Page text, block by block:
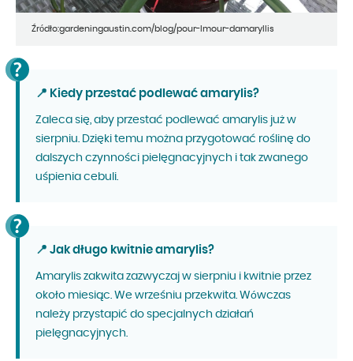
Źródło:gardeningaustin.com/blog/pour-lmour-damaryllis
📍 Kiedy przestać podlewać amarylis?
Zaleca się, aby przestać podlewać amarylis już w
sierpniu. Dzięki temu można przygotować roślinę do
dalszych czynności pielęgnacyjnych i tak zwanego
uśpienia cebuli.
📍 Jak długo kwitnie amarylis?
Amarylis zakwita zazwyczaj w sierpniu i kwitnie przez
około miesiąc. We wrześniu przekwita. Wówczas
należy przystapić do specjalnych działań
pielęgnacyjnych.